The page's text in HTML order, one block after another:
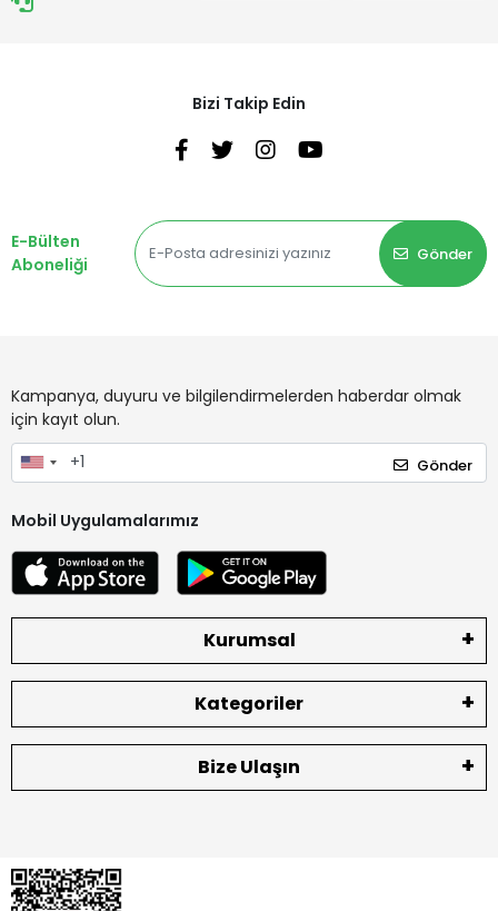
Bizi Takip Edin
E-Bülten
Aboneliği
Gönder
Kampanya, duyuru ve bilgilendirmelerden haberdar olmak
için kayıt olun.
Gönder
Mobil Uygulamalarımız
Kurumsal
Kategoriler
Bize Ulaşın